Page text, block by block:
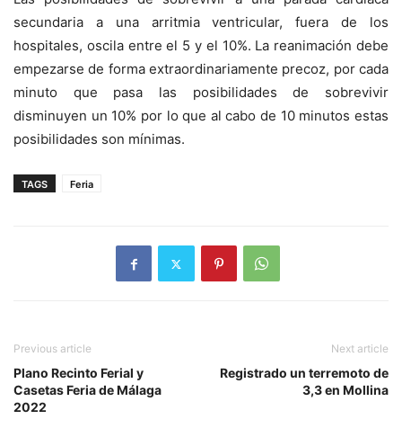
secundaria a una arritmia ventricular, fuera de los
hospitales, oscila entre el 5 y el 10%. La reanimación debe
empezarse de forma extraordinariamente precoz, por cada
minuto que pasa las posibilidades de sobrevivir
disminuyen un 10% por lo que al cabo de 10 minutos estas
posibilidades son mínimas.
TAGS Feria
Previous article
Plano Recinto Ferial y
Casetas Feria de Málaga
2022
Next article
Registrado un terremoto de
3,3 en Mollina